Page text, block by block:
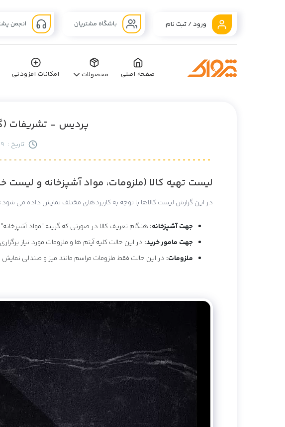
ورود / ثبت نام باشگاه مشتریان انجمن
صفحه اصلی محصولات امکانات افزودنی
پردیس - تشریفات
تاریخ :
لیست تهیه کالا (ملزومات، مواد آشپزخانه و لیست
در این گزارش لیست کالاها با توجه به کاربردهای مختلف نمایش داده می شود:
جهت آشپزخانه: هنگام تعریف کالا در صورتی که گزینه "مواد
جهت مامور خرید: در این حالت کلیه آیتم ها و ملزومات مورد نیاز
ملزومات: در این حالت فقط ملزومات مراسم مانند میز و صندلی